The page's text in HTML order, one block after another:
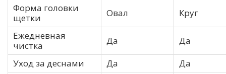
Форма головки
щетки
Овал
Круг
Ежедневная
чистка
Да
Да
Уход за деснами
Да
Да